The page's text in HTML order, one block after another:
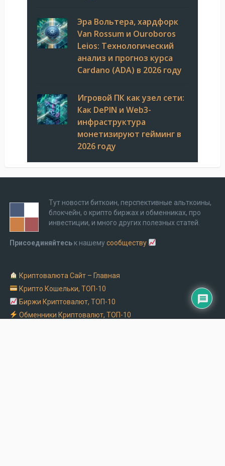
Эра Вольтера, хардфорк
Van Rossum и Ouroboros
Leios: Технологический
анализ и прогноз курса
Cardano (ADA) в 2026 году
Игровой ПК как узел сети:
Как DePIN и Web3-
инфраструктура
монетизируют гейминг в
2026 году
Тут новости биткоин, перспективные альткоины,
блокчейн, о крипто биржах и обменниках, про
инвестиции, и много других полезных статей.
Присоединяйтесь к нашемусообществу
Криптовалюта Cайт – Главная
Крипто Кошельки, ТОП-10
Биржи Криптовалют, ТОП-10
Обменники Криптовалют, ТОП-10